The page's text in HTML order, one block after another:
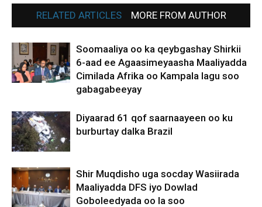
RELATED ARTICLES MORE FROM AUTHOR
Soomaaliya oo ka qeybgashay Shirkii
6-aad ee Agaasimeyaasha Maaliyadda
Cimilada Afrika oo Kampala lagu soo
gabagabeeyay
Diyaarad 61 qof saarnaayeen oo ku
burburtay dalka Brazil
Shir Muqdisho uga socday Wasiirada
Maaliyadda DFS iyo Dowlad
Goboleedyada oo la soo